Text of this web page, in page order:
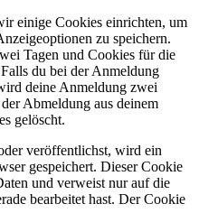
einige Cookies einrichten, um
zu speichern.
Tagen und Cookies für die
du bei der Anmeldung
deine Anmeldung zwei
Abmeldung aus deinem
gelöscht.
veröffentlichst, wird ein
gespeichert. Dieser Cookie
und verweist nur auf die
bearbeitet hast. Der Cookie